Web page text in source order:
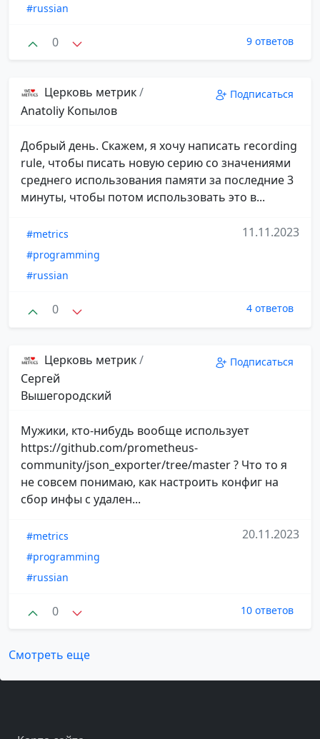
#russian
0 9 ответов
Церковь метрик/
Anatoliy Копылов
Подписаться
Добрый день. Скажем, я хочу написать recording
rule, чтобы писать новую серию со значениями
среднего использования памяти за последние 3
минуты, чтобы потом использовать это в...
#metrics
#programming
#russian
11.11.2023
0 4 ответов
Церковь метрик/
Сергей
Вышегородский
Подписаться
Мужики, кто-нибудь вообще использует
https://github.com/prometheus-
community/json_exporter/tree/master ? Что то я
не совсем понимаю, как настроить конфиг на
сбор инфы с удален...
#metrics
#programming
#russian
20.11.2023
0 10 ответов
Смотреть еще